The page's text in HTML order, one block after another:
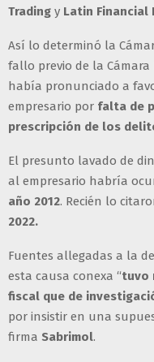
Trading y Latin Financial
Así lo determinó la
fallo previo de la Cámara
había pronunciado a
empresario por falta de
prescripción de los
El presunto lavado de
al empresario habría
año 2012. Recién lo
2022.
Fuentes allegadas a la
esta causa conexa “tuvo
fiscal que de
por insistir en una
firma Sabrimol.